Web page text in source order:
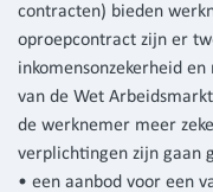
contracten) bieden
oproepcontract zijn er
inkomensonzekerheid
van de Wet
de werknemer meer
verplichtingen zijn gaan
• een aanbod voor een